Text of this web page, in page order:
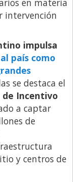
en materia
intervención
impulsa
país como
se destaca el
de Incentivo
a captar
de
y centros de